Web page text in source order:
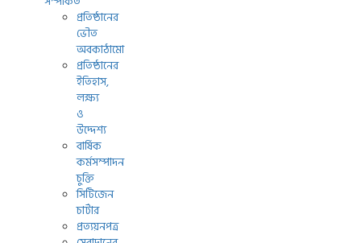
প্রতিষ্ঠানের
ভৌত
অবকাঠামো
প্রতিষ্ঠানের
ইতিহাস,
লক্ষ্য
ও
উদ্দেশ্য
বার্ষিক
কর্মসম্পাদন
চুক্তি
সিটিজেন
চার্টার
প্রত্যয়নপত্র